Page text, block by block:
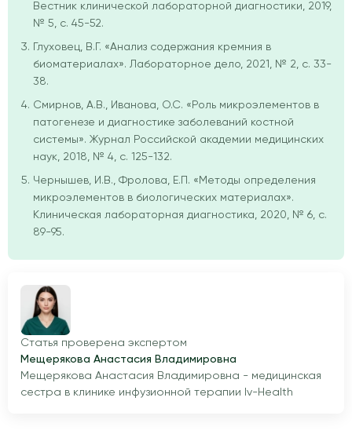
Вестник клинической лабораторной диагностики, 2019,
№ 5, с. 45-52.
Глуховец, В.Г. «Анализ содержания кремния в
биоматериалах». Лабораторное дело, 2021, № 2, с. 33-
38.
Смирнов, А.В., Иванова, О.С. «Роль микроэлементов в
патогенезе и диагностике заболеваний костной
системы». Журнал Российской академии медицинских
наук, 2018, № 4, с. 125-132.
Чернышев, И.В., Фролова, Е.П. «Методы определения
микроэлементов в биологических материалах».
Клиническая лабораторная диагностика, 2020, № 6, с.
89-95.
Статья проверена экспертом
Мещерякова Анастасия Владимировна
Мещерякова Анастасия Владимировна - медицинская
сестра в клинике инфузионной терапии Iv-Health